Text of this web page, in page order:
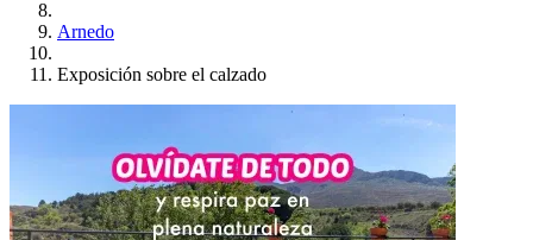
Arnedo
Exposición sobre el calzado